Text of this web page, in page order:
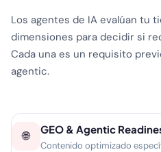
Los agentes de IA evalúan tu
dimensiones para decidir si
Cada una es un requisito
agentic.
🌐 GEO & Agentic
Contenido optimizado